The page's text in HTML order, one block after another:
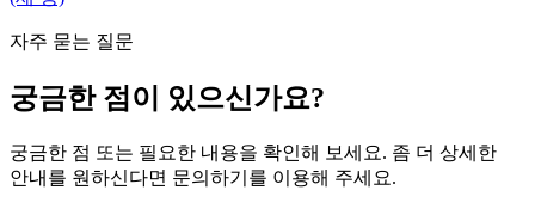
자주 묻는 질문
궁금한 점이 있으신가요?
궁금한 점 또는 필요한 내용을 확인해 보세요. 좀 더 상세한
안내를 원하신다면 문의하기를 이용해 주세요.